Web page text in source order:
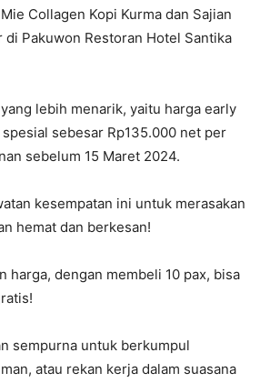
Collagen Kopi Kurma dan Sajian
di Pakuwon Restoran Hotel Santika
lebih menarik, yaitu harga early
sebesar Rp135.000 net per
sebelum 15 Maret 2024.
kesempatan ini untuk merasakan
hemat dan berkesan!
harga, dengan membeli 10 pax, bisa
sempurna untuk berkumpul
atau rekan kerja dalam suasana